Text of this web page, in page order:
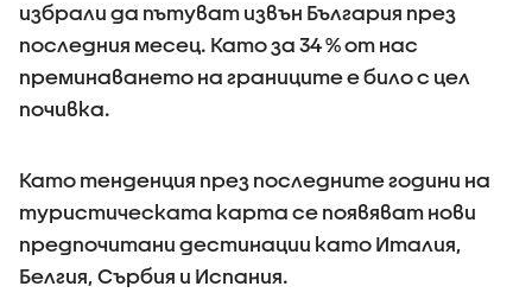
избрали да пътуват извън България през
последния месец. Като за 34 % от нас
преминаването на границите е било с цел
почивка.
Като тенденция през последните години на
туристическата карта се появяват нови
предпочитани дестинации като Италия,
Белгия, Сърбия и Испания.